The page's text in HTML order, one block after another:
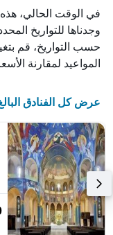
الذي
يعرض
الأيام
قبل
المخطط
التالي
1
محور
Y
الذي
يعرض
متوسط
سعر
غرفة
في الوقت الحالي،
وجدناها للتواريخ
حسب التواريخ، قم
المواعيد لمقارنة
عرض كل الفنادق البالغ